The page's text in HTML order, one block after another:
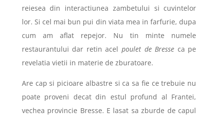
reiesea din interactiunea zambetului si cuvintelor
lor. Si cel mai bun pui din viata mea in farfurie, dupa
cum am aflat repejor. Nu tin minte numele
restaurantului dar retin acel poulet de Bresse ca pe
revelatia vietii in materie de zburatoare.
Are cap si picioare albastre si ca sa fie ce trebuie nu
poate proveni decat din estul profund al Frantei,
vechea provincie Bresse. E lasat sa zburde de capul